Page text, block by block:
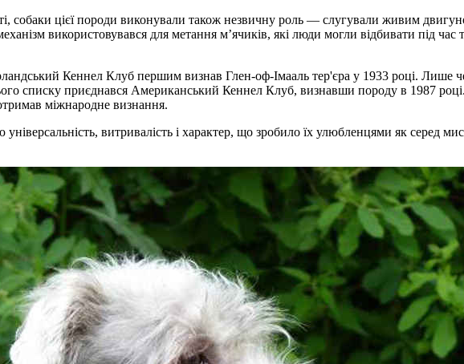
собаки цієї породи виконували також незвичну роль — слугували живим
використовувався для метання м’ячиків, які люди могли відбивати під
Кеннел Клуб першим визнав Глен-оф-Імааль тер'єра у 1933 році.
списку приєднався Американський Кеннел Клуб, визнавши породу в 1987
міжнародне визнання.
універсальність, витривалість і характер, що зробило їх улюбленцями як серед